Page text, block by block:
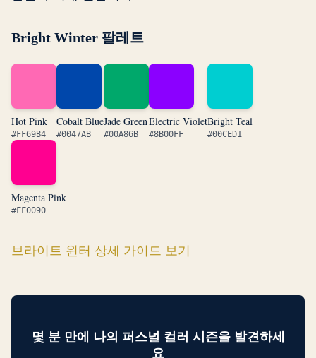
Bright Winter 팔레트
Hot Pink
#FF69B4
Cobalt Blue
#0047AB
Jade Green
#00A86B
Electric Violet
#8B00FF
Bright Teal
#00CED1
Magenta Pink
#FF0090
브라이트 윈터 상세 가이드 보기
몇 분 만에 나의 퍼스널 컬러 시즌을 발견하세
요